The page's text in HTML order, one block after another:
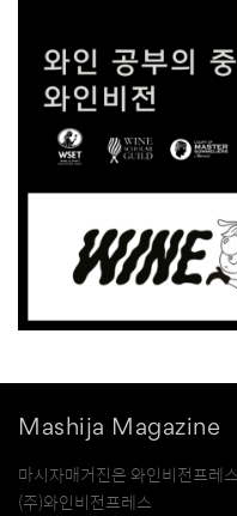
Mashija Magazine
마시자매거진은 와인비전프레
(주)와인비전프레스